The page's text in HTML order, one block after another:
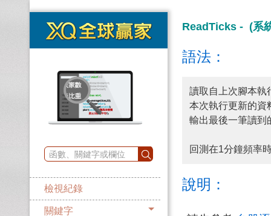
檢視紀錄
關鍵字
ReadTicks - (系
語法：
讀取自上次腳本執
本次執行更新的資
輸出最後一筆讀到
回測在1分鐘頻率
說明：